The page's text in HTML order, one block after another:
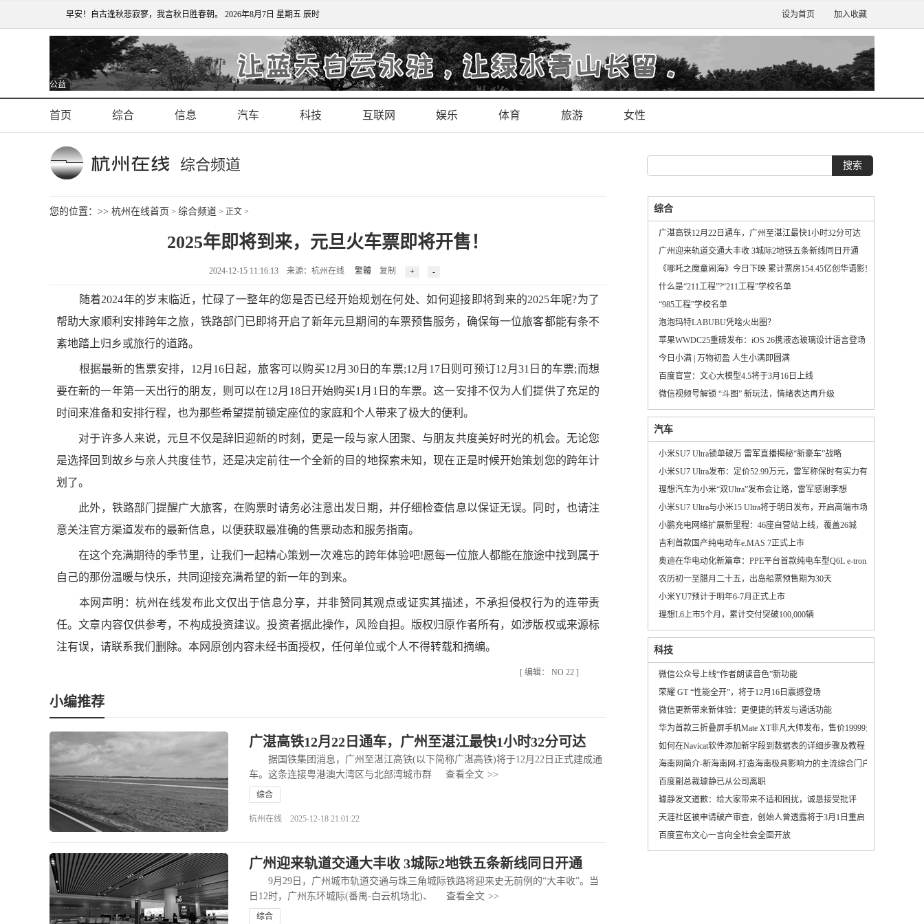
早安！自古逢秋悲寂寥，我言秋日胜春朝。 2026年8月7日 星期五 辰时 设为首页 加入收藏
公益
首页 综合 信息 汽车 科技 互联网 娱乐 体育 旅游 女性
综合频道
您的位置：>> 杭州在线首页 > 综合频道 > 正文 >
2025年即将到来，元旦火车票即将开售！
2024-12-15 11:16:13 来源：杭州在线 繁體 复制
随着2024年的岁末临近，忙碌了一整年的您是否已经开始规划在何处、如何迎接即将到来的2025年呢?为了
帮助大家顺利安排跨年之旅，铁路部门已即将开启了新年元旦期间的车票预售服务，确保每一位旅客都能有条不
紊地踏上归乡或旅行的道路。
根据最新的售票安排，12月16日起，旅客可以购买12月30日的车票;12月17日则可预订12月31日的车票;而想
要在新的一年第一天出行的朋友，则可以在12月18日开始购买1月1日的车票。这一安排不仅为人们提供了充足的
时间来准备和安排行程，也为那些希望提前锁定座位的家庭和个人带来了极大的便利。
对于许多人来说，元旦不仅是辞旧迎新的时刻，更是一段与家人团聚、与朋友共度美好时光的机会。无论您
是选择回到故乡与亲人共度佳节，还是决定前往一个全新的目的地探索未知，现在正是时候开始策划您的跨年计
划了。
此外，铁路部门提醒广大旅客，在购票时请务必注意出发日期，并仔细检查信息以保证无误。同时，也请注
意关注官方渠道发布的最新信息，以便获取最准确的售票动态和服务指南。
在这个充满期待的季节里，让我们一起精心策划一次难忘的跨年体验吧!愿每一位旅人都能在旅途中找到属于
自己的那份温暖与快乐，共同迎接充满希望的新一年的到来。
本网声明：杭州在线发布此文仅出于信息分享，并非赞同其观点或证实其描述，不承担侵权行为的连带责
任。文章内容仅供参考，不构成投资建议。投资者据此操作，风险自担。版权归原作者所有，如涉版权或来源标
注有误，请联系我们删除。本网原创内容未经书面授权，任何单位或个人不得转载和摘编。
[ 编辑： NO 22 ]
小编推荐
广湛高铁12月22日通车，广州至湛江最快1小时32分可达
据国铁集团消息，广州至湛江高铁(以下简称广湛高铁)将于12月22日正式建成通
车。这条连接粤港澳大湾区与北部湾城市群
查看全文 >>
综合
杭州在线 2025-12-18 21:01:22
广州迎来轨道交通大丰收 3城际2地铁五条新线同日开通
9月29日，广州城市轨道交通与珠三角城际铁路将迎来史无前例的“大丰收”。当
日12时，广州东环城际(番禺-白云机场北)、
查看全文 >>
综合
综合
广湛高铁12月22日通车，广州至湛江最快1小时32分可达
广州迎来轨道交通大丰收 3城际2地铁五条新线同日开通
《哪吒之魔童闹海》今日下映 累计票房154.45亿创华语影史新纪录
什么是“211工程”?“211工程”学校名单
“985工程”学校名单
泡泡玛特LABUBU凭啥火出圈？
苹果WWDC25重磅发布：iOS 26携液态玻璃设计语言登场
今日小满 | 万物初盈 人生小满即圆满
百度官宣：文心大模型4.5将于3月16日上线
微信视频号解锁 “斗图” 新玩法，情绪表达再升级
汽车
小米SU7 Ultra锁单破万 雷军直播揭秘“新豪车”战略
小米SU7 Ultra发布：定价52.99万元，雷军称保时有实力有格局
理想汽车为小米“双Ultra”发布会让路，雷军感谢李想
小米SU7 Ultra与小米15 Ultra将于明日发布，开启高端市场新篇章
小鹏充电网络扩展新里程：46座自营站上线，覆盖26城
吉利首款国产纯电动车e.MAS 7正式上市
奥迪在华电动化新篇章：PPE平台首款纯电车型Q6L e-tron正式投产
农历初一至腊月二十五，出岛船票预售期为30天
小米YU7预计于明年6-7月正式上市
理想L6上市5个月，累计交付突破100,000辆
科技
微信公众号上线“作者朗读音色”新功能
荣耀 GT “性能全开”，将于12月16日震撼登场
微信更新带来新体验：更便捷的转发与通话功能
华为首款三折叠屏手机Mate XT非凡大师发布，售价19999元起
如何在Navicat软件添加新字段到数据表的详细步骤及教程
海南网简介-新海南网-打造海南极具影响力的主流综合门户网站
百度副总裁璩静已从公司离职
璩静发文道歉：给大家带来不适和困扰，诚恳接受批评
天涯社区被申请破产审查，创始人曾透露将于3月1日重启
百度宣布文心一言向全社会全面开放